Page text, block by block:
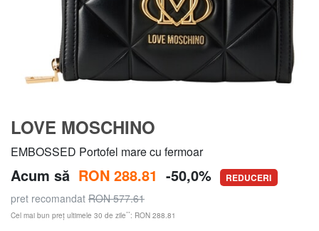
LOVE MOSCHINO
EMBOSSED Portofel mare cu fermoar
Acum să RON 288.81 -50,0% REDUCERI
pret recomandat RON 577.61
Cel mai bun preț ultimele 30 de zile**: RON 288.81